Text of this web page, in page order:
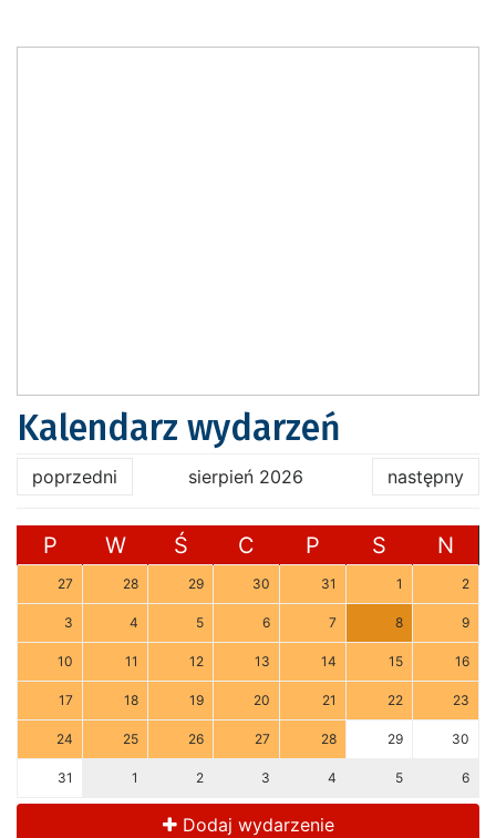
Kalendarz wydarzeń
poprzedni sierpień 2026 następny
P W Ś C P S N
27 28 29 30 31 1 2
3 4 5 6 7 8 9
10 11 12 13 14 15 16
17 18 19 20 21 22 23
24 25 26 27 28 29 30
31 1 2 3 4 5 6
Dodaj wydarzenie